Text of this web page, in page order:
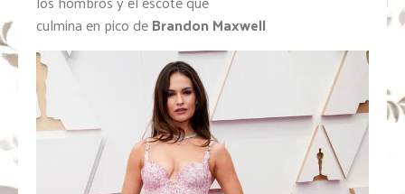
culmina en pico deBrandon Maxwell